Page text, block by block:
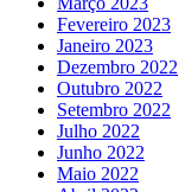
Fevereiro 2023
Janeiro 2023
Dezembro 2022
Outubro 2022
Setembro 2022
Julho 2022
Junho 2022
Maio 2022